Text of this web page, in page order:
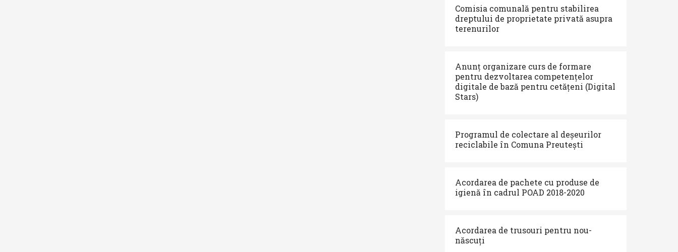
Comisia comunală pentru stabilirea
dreptului de proprietate privată asupra
terenurilor
Anunț organizare curs de formare
pentru dezvoltarea competențelor
digitale de bază pentru cetățeni (Digital
Stars)
Programul de colectare al deșeurilor
reciclabile în Comuna Preutești
Acordarea de pachete cu produse de
igienă în cadrul POAD 2018-2020
Acordarea de trusouri pentru nou-
născuți